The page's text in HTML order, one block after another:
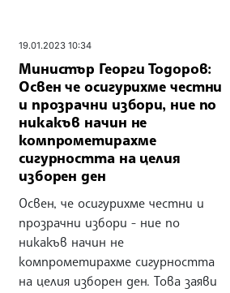
19.01.2023 10:34
Министър Георги Тодоров:
Освен че осигурихме честни
и прозрачни избори, ние по
никакъв начин не
компрометирахме
сигурността на целия
изборен ден
Освен, че осигурихме честни и
прозрачни избори - ние по
никакъв начин не
компрометирахме сигурността
на целия изборен ден. Това заяви